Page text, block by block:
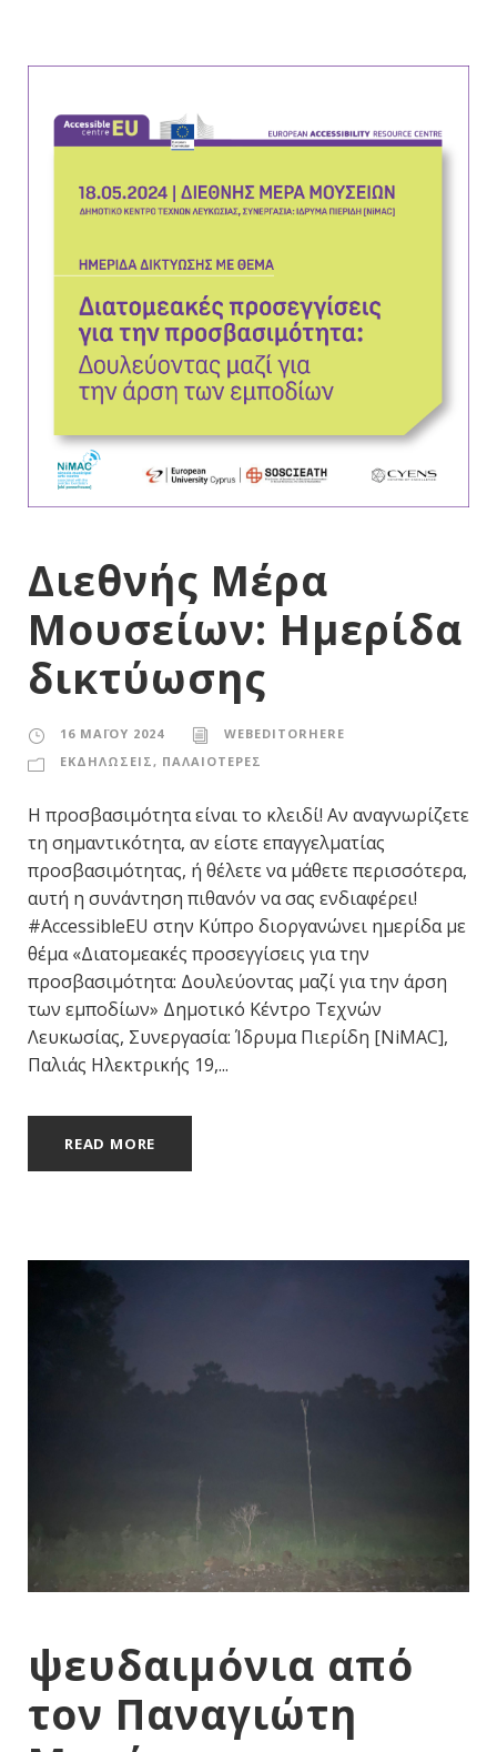
Διεθνής Μέρα
Μουσείων: Ημερίδα
δικτύωσης
16 ΜΑΪ́ΟΥ 2024
WEBEDITORHERE
ΕΚΔΗΛΩΣΕΙΣ, ΠΑΛΑΙΟΤΕΡΕΣ
Η προσβασιμότητα είναι το κλειδί! Αν αναγνωρίζετε
τη σημαντικότητα, αν είστε επαγγελματίας
προσβασιμότητας, ή θέλετε να μάθετε περισσότερα,
αυτή η συνάντηση πιθανόν να σας ενδιαφέρει!
#AccessibleEU στην Κύπρο διοργανώνει ημερίδα με
θέμα «Διατομεακές προσεγγίσεις για την
προσβασιμότητα: Δουλεύοντας μαζί για την άρση
των εμποδίων» Δημοτικό Κέντρο Τεχνών
Λευκωσίας, Συνεργασία: Ίδρυμα Πιερίδη [NiMAC],
Παλιάς Ηλεκτρικής 19,...
READ MORE
ψευδαιμόνια από
τον Παναγιώτη